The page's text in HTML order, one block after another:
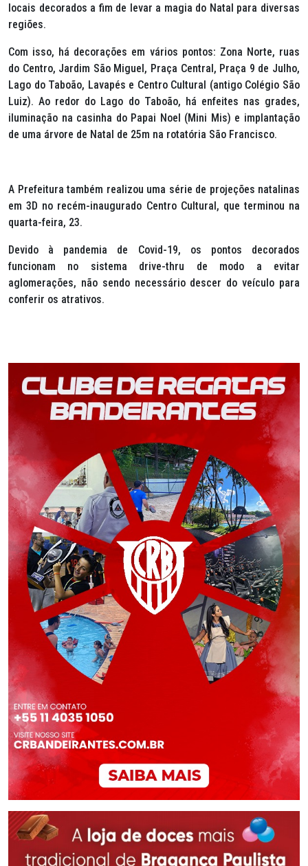
locais decorados a fim de levar a magia do Natal para diversas
regiões.
Com isso, há decorações em vários pontos: Zona Norte, ruas
do Centro, Jardim São Miguel, Praça Central, Praça 9 de Julho,
Lago do Taboão, Lavapés e Centro Cultural (antigo Colégio São
Luiz). Ao redor do Lago do Taboão, há enfeites nas grades,
iluminação na casinha do Papai Noel (Mini Mis) e implantação
de uma árvore de Natal de 25m na rotatória São Francisco.
A Prefeitura também realizou uma série de projeções natalinas
em 3D no recém-inaugurado Centro Cultural, que terminou na
quarta-feira, 23.
Devido à pandemia de Covid-19, os pontos decorados
funcionam no sistema drive-thru de modo a evitar
aglomerações, não sendo necessário descer do veículo para
conferir os atrativos.